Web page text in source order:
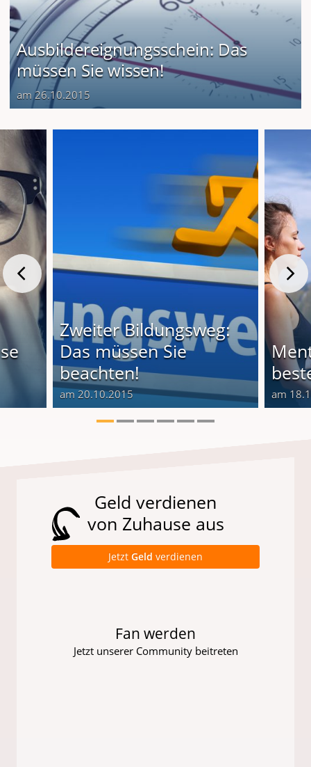
Ausbildereignungsschein: Das
müssen Sie wissen!
am 26.10.2015
Zweiter Bildungsweg:
Das müssen Sie
beachten!
am 20.10.2015 am
Geld verdienen
von Zuhause aus
Jetzt Geld verdienen
Fan werden
Jetzt unserer Community beitreten